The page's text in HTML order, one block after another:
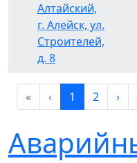
Алтайский,
г. Алейск, ул.
Строителей,
д. 8
« ‹ 1 2 ›